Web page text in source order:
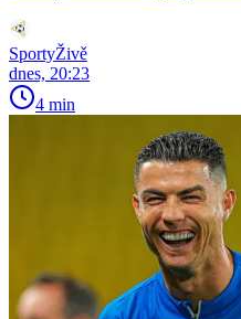
SportyŽivě
dnes, 20:23
4 min